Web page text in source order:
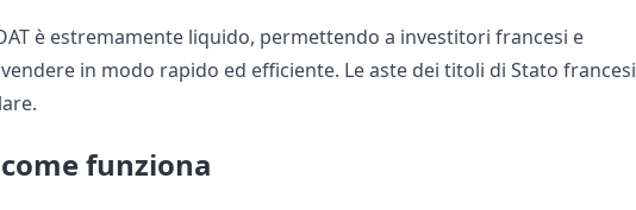
è estremamente liquido, permettendo a investitori francesi e
in modo rapido ed efficiente. Le aste dei titoli di Stato francesi
funziona